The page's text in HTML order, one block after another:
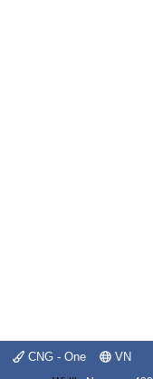
CNG - One VN